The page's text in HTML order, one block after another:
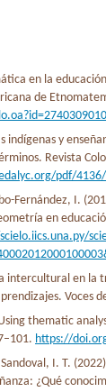
en la
de
indígenas y
Revista
pdf/
Fernández, I.
en
intercultural en la
Voces
thematic
https://
I. T.
¿Qué